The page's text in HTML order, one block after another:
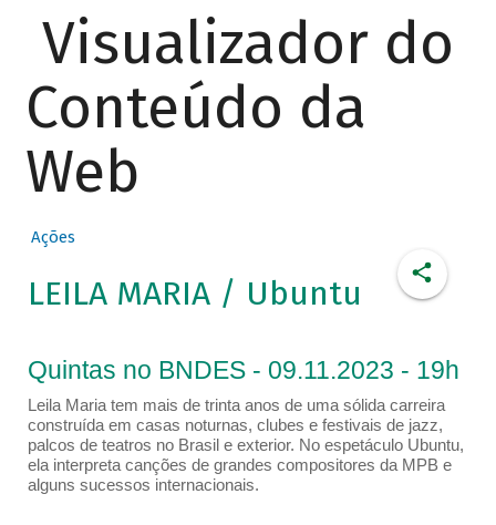
Visualizador do
Conteúdo da
Web
Ações
LEILA MARIA / Ubuntu
Quintas no BNDES - 09.11.2023 - 19h
Leila Maria tem mais de trinta anos de uma sólida carreira
construída em casas noturnas, clubes e festivais de jazz,
palcos de teatros no Brasil e exterior. No espetáculo Ubuntu,
ela interpreta canções de grandes compositores da MPB e
alguns sucessos internacionais.